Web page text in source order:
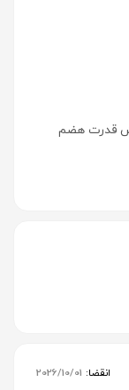
قدرت هضم
انقضا: 2026/10/01